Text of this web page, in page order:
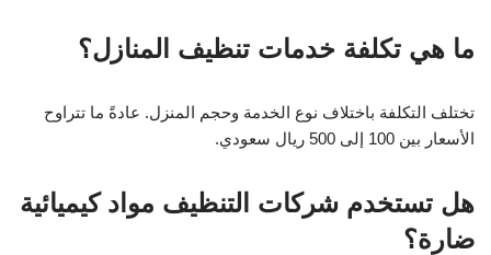
ما هي تكلفة خدمات تنظيف المنازل؟
تختلف التكلفة باختلاف نوع الخدمة وحجم المنزل. عادةً ما تتراوح
الأسعار بين 100 إلى 500 ريال سعودي.
هل تستخدم شركات التنظيف مواد كيميائية
ضارة؟